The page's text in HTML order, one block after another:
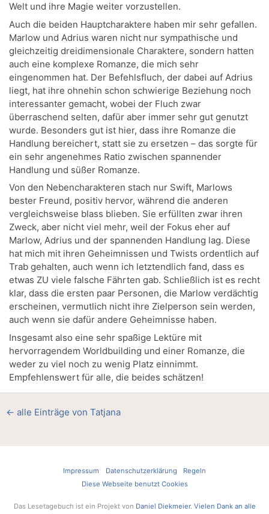
Welt und ihre Magie weiter vorzustellen.
Auch die beiden Hauptcharaktere haben mir sehr gefallen.
Marlow und Adrius waren nicht nur sympathische und
gleichzeitig dreidimensionale Charaktere, sondern hatten
auch eine komplexe Romanze, die mich sehr
eingenommen hat. Der Befehlsfluch, der dabei auf Adrius
liegt, hat ihre ohnehin schon schwierige Beziehung noch
interessanter gemacht, wobei der Fluch zwar
überraschend selten, dafür aber immer sehr gut genutzt
wurde. Besonders gut ist hier, dass ihre Romanze die
Handlung bereichert, statt sie zu ersetzen – das sorgte für
ein sehr angenehmes Ratio zwischen spannender
Handlung und süßer Romanze.
Von den Nebencharakteren stach nur Swift, Marlows
bester Freund, positiv hervor, während die anderen
vergleichsweise blass blieben. Sie erfüllten zwar ihren
Zweck, aber nicht viel mehr, weil der Fokus eher auf
Marlow, Adrius und der spannenden Handlung lag. Diese
hat mich mit ihren Geheimnissen und Twists ordentlich auf
Trab gehalten, auch wenn ich letztendlich fand, dass es
etwas ZU viele falsche Fährten gab. Schließlich ist es recht
klar, dass die ersten paar Personen, die Marlow verdächtig
erscheinen, vermutlich nicht ihre Zielperson sein werden,
auch wenn sie dafür andere Geheimnisse haben.
Insgesamt also eine sehr spaßige Lektüre mit
hervorragendem Worldbuilding und einer Romanze, die
weder zu viel noch zu wenig Platz einnimmt.
Empfehlenswert für alle, die beides schätzen!
← alle Einträge von Tatjana
Impressum Datenschutzerklärung
Regeln
Diese Webseite benutzt Cookies
Das Lesetagebuch ist ein Projekt von Daniel Diekmeier. Vielen Dank an alle